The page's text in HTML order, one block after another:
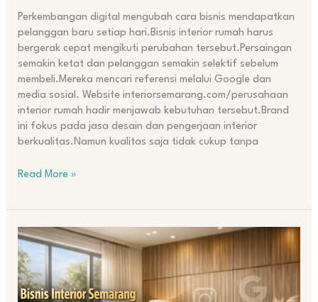
Perkembangan digital mengubah cara bisnis mendapatkan
pelanggan baru setiap hari.Bisnis interior rumah harus
bergerak cepat mengikuti perubahan tersebut.Persaingan
semakin ketat dan pelanggan semakin selektif sebelum
membeli.Mereka mencari referensi melalui Google dan
media sosial. Website interiorsemarang.com/perusahaan
interior rumah hadir menjawab kebutuhan tersebut.Brand
ini fokus pada jasa desain dan pengerjaan interior
berkualitas.Namun kualitas saja tidak cukup tanpa
Read More »
Bertumbuhnya
Bisnis
Interior
Semarang
dengan